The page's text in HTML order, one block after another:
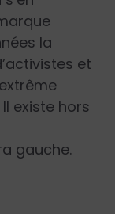
la
et
existe hors
gauche.